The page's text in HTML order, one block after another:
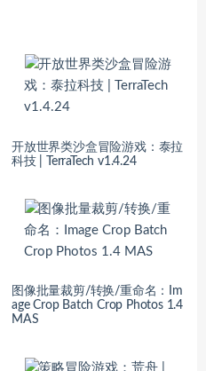
开放世界类沙盒冒险游戏：泰拉
科技 | TerraTech v1.4.24
图像批量裁剪/转换/重命名：Im
age Crop Batch Crop Photos 1.4
MAS